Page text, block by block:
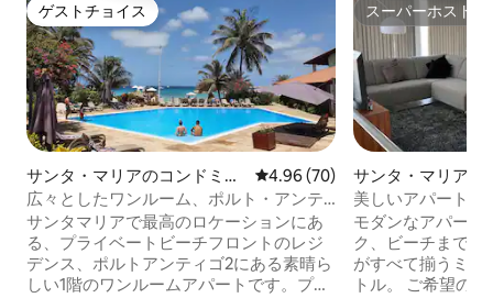
ゲストチョイス
ゲストチョイス
サンタ・マリアのコンドミニ
アム
レビュー70件、5つ星中4.96つ
4.96 (70)
広々としたワンルーム、ポルト・アンテ
ィゴ2、プールまで徒歩、Wi-Fi
サンタマリアで最高のロケーションにあ
る、プライベートビーチフロントのレジ
デンス、ポルトアンティゴ2にある素晴ら
しい1階のワンルームアパートです。プラ
スーパーホスト
スーパーホスト
サンタ・マリアの
アム
美しいアパートの
モダンなアパート
ク、ビーチまで徒
がすべて揃うミニ
トル。 ご希望の場合は、空港でお迎えに